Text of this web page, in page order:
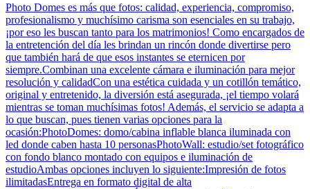
Photo Domes es más que fotos: calidad, experiencia, compromiso,
profesionalismo y muchísimo carisma son esenciales en su trabajo,
¡por eso les buscan tanto para los matrimonios! Como encargados de
la entretención del día les brindan un rincón donde divertirse pero
que también hará de que esos instantes se eternicen por
siempre.Combinan una excelente cámara e iluminación para mejor
resolución y calidadCon una estética cuidada y un cotillón temático,
original y entretenido, la diversión está asegurada, ¡el tiempo volará
mientras se toman muchísimas fotos! Además, el servicio se adapta a
lo que buscan, pues tienen varias opciones para la
ocasión:PhotoDomes: domo/cabina inflable blanca iluminada con
led donde caben hasta 10 personasPhotoWall: estudio/set fotográfico
con fondo blanco montado con equipos e iluminación de
estudioAmbas opciones incluyen lo siguiente:Impresión de fotos
ilimitadasEntrega en formato digital de alta